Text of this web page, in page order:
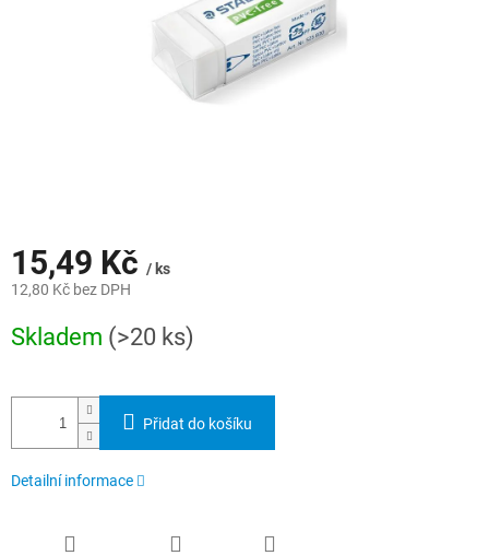
15,49 Kč / ks
12,80 Kč bez DPH
cena:
Skladem (>20 ks)
Přidat do košíku
Detailní informace